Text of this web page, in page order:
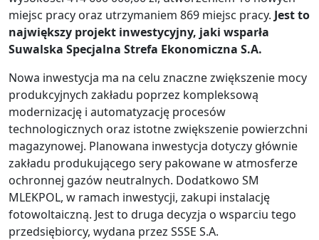
miejsc pracy oraz utrzymaniem 869 miejsc pracy. Jest to
największy projekt inwestycyjny, jaki wsparła
Suwalska Specjalna Strefa Ekonomiczna S.A.
Nowa inwestycja ma na celu znaczne zwiększenie mocy
produkcyjnych zakładu poprzez kompleksową
modernizację i automatyzację procesów
technologicznych oraz istotne zwiększenie powierzchni
magazynowej. Planowana inwestycja dotyczy głównie
zakładu produkującego sery pakowane w atmosferze
ochronnej gazów neutralnych. Dodatkowo SM
MLEKPOL, w ramach inwestycji, zakupi instalację
fotowoltaiczną. Jest to druga decyzja o wsparciu tego
przedsiębiorcy, wydana przez SSSE S.A.